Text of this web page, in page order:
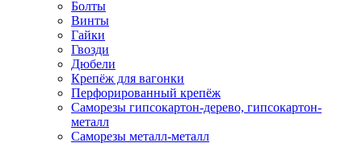
Болты
Винты
Гайки
Гвозди
Дюбели
Крепёж для вагонки
Перфорированный крепёж
Саморезы гипсокартон-дерево, гипсокартон-
металл
Саморезы металл-металл